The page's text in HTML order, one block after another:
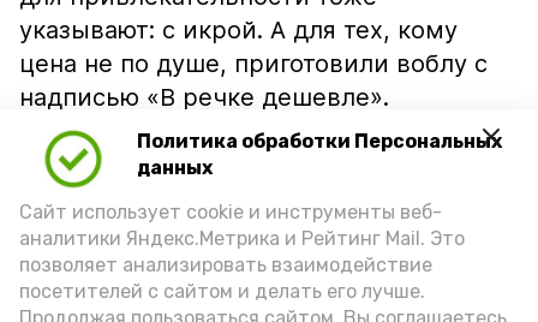
Политика обработки Персональных
данных
Сайт использует cookie и инструменты веб-
аналитики Яндекс.Метрика и Рейтинг Mail. Это
позволяет анализировать взаимодействие
посетителей с сайтом и делать его лучше.
указывают: с икрой. А для тех, кому
цена не по душе, приготовили воблу с
надписью «В речке дешевле».